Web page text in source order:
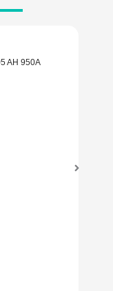
AH 950A